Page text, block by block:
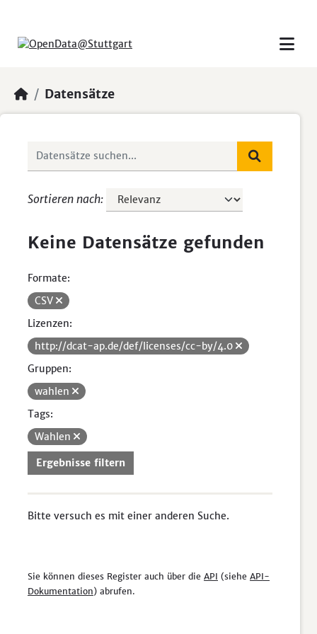
Datensätze
Sortieren nach
Keine Datensätze gefunden
Formate:
CSV
Lizenzen:
http://dcat-ap.de/def/licenses/cc-by/4.0
Gruppen:
wahlen
Tags:
Wahlen
Ergebnisse filtern
Bitte versuch es mit einer anderen Suche.
Sie können dieses Register auch über die API (siehe API-
Dokumentation) abrufen.